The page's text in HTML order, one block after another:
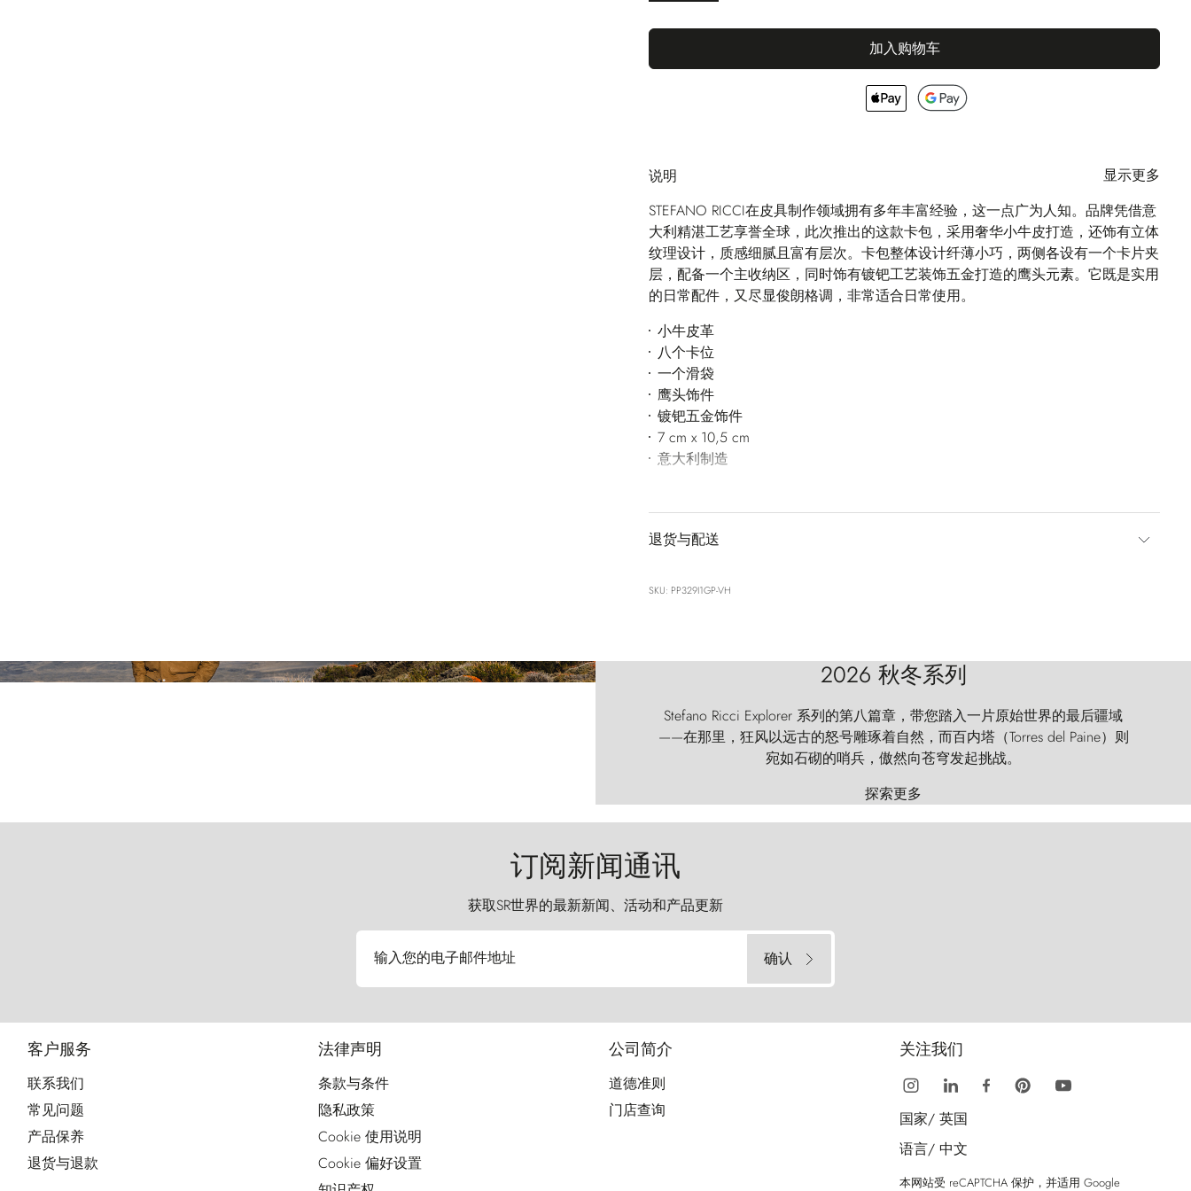
加入购物车
说明
显示更多
STEFANO RICCI在皮具制作领域拥有多年丰富经验，这一点广为人知。品牌凭借意
大利精湛工艺享誉全球，此次推出的这款卡包，采用奢华小牛皮打造，还饰有立体
纹理设计，质感细腻且富有层次。卡包整体设计纤薄小巧，两侧各设有一个卡片夹
层，配备一个主收纳区，同时饰有镀钯工艺装饰五金打造的鹰头元素。它既是实用
的日常配件，又尽显俊朗格调，非常适合日常使用。
小牛皮革
八个卡位
一个滑袋
鹰头饰件
镀钯五金饰件
7 cm x 10,5 cm
意大利制造
退货与配送
SKU: PP329I1GP-VH
2026 秋冬系列
Stefano Ricci Explorer 系列的第八篇章，带您踏入一片原始世界的最后疆域
——在那里，狂风以远古的怒号雕琢着自然，而百内塔（Torres del Paine）则
宛如石砌的哨兵，傲然向苍穹发起挑战。
探索更多
订阅新闻通讯
获取SR世界的最新新闻、活动和产品更新
输入您的电子邮件地址 确认
客户服务
联系我们
常见问题
产品保养
退货与退款
法律声明
条款与条件
隐私政策
Cookie 使用说明
Cookie 偏好设置
公司简介
道德准则
门店查询
关注我们
国家/ 英国
语言/ 中文
本网站受 reCAPTCHA 保护，并适用 Google